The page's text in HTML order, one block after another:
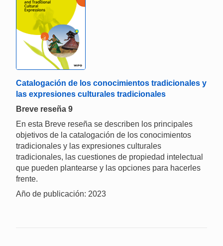
Catalogación de los conocimientos tradicionales y
las expresiones culturales tradicionales
Breve reseña 9
En esta Breve reseña se describen los principales
objetivos de la catalogación de los conocimientos
tradicionales y las expresiones culturales
tradicionales, las cuestiones de propiedad intelectual
que pueden plantearse y las opciones para hacerles
frente.
Año de publicación: 2023